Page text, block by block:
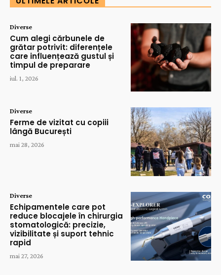
Diverse
Cum alegi cărbunele de
grătar potrivit: diferențele
care influențează gustul și
timpul de preparare
iul. 1, 2026
Diverse
Ferme de vizitat cu copiii
lângă București
mai 28, 2026
Diverse
Echipamentele care pot
reduce blocajele în chirurgia
stomatologică: precizie,
vizibilitate și suport tehnic
rapid
mai 27, 2026